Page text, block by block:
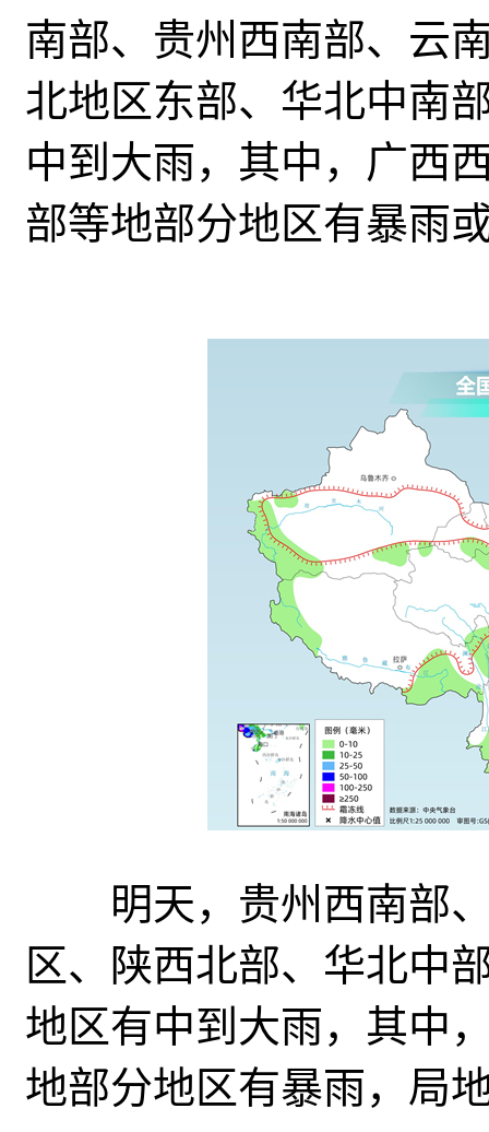
南部、贵州西南部、云
北地区东部、华北中南
中到大雨，其中， 广西
部等地部分地区有暴雨
明天， 贵州西南部
区、陕西北部、华北中
地区有中到大雨，其中
地部分地区有暴雨，局